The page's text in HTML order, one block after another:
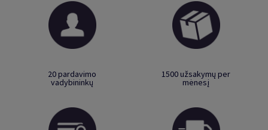
20 pardavimo
vadybininkų
1500 užsakymų per
mėnesį